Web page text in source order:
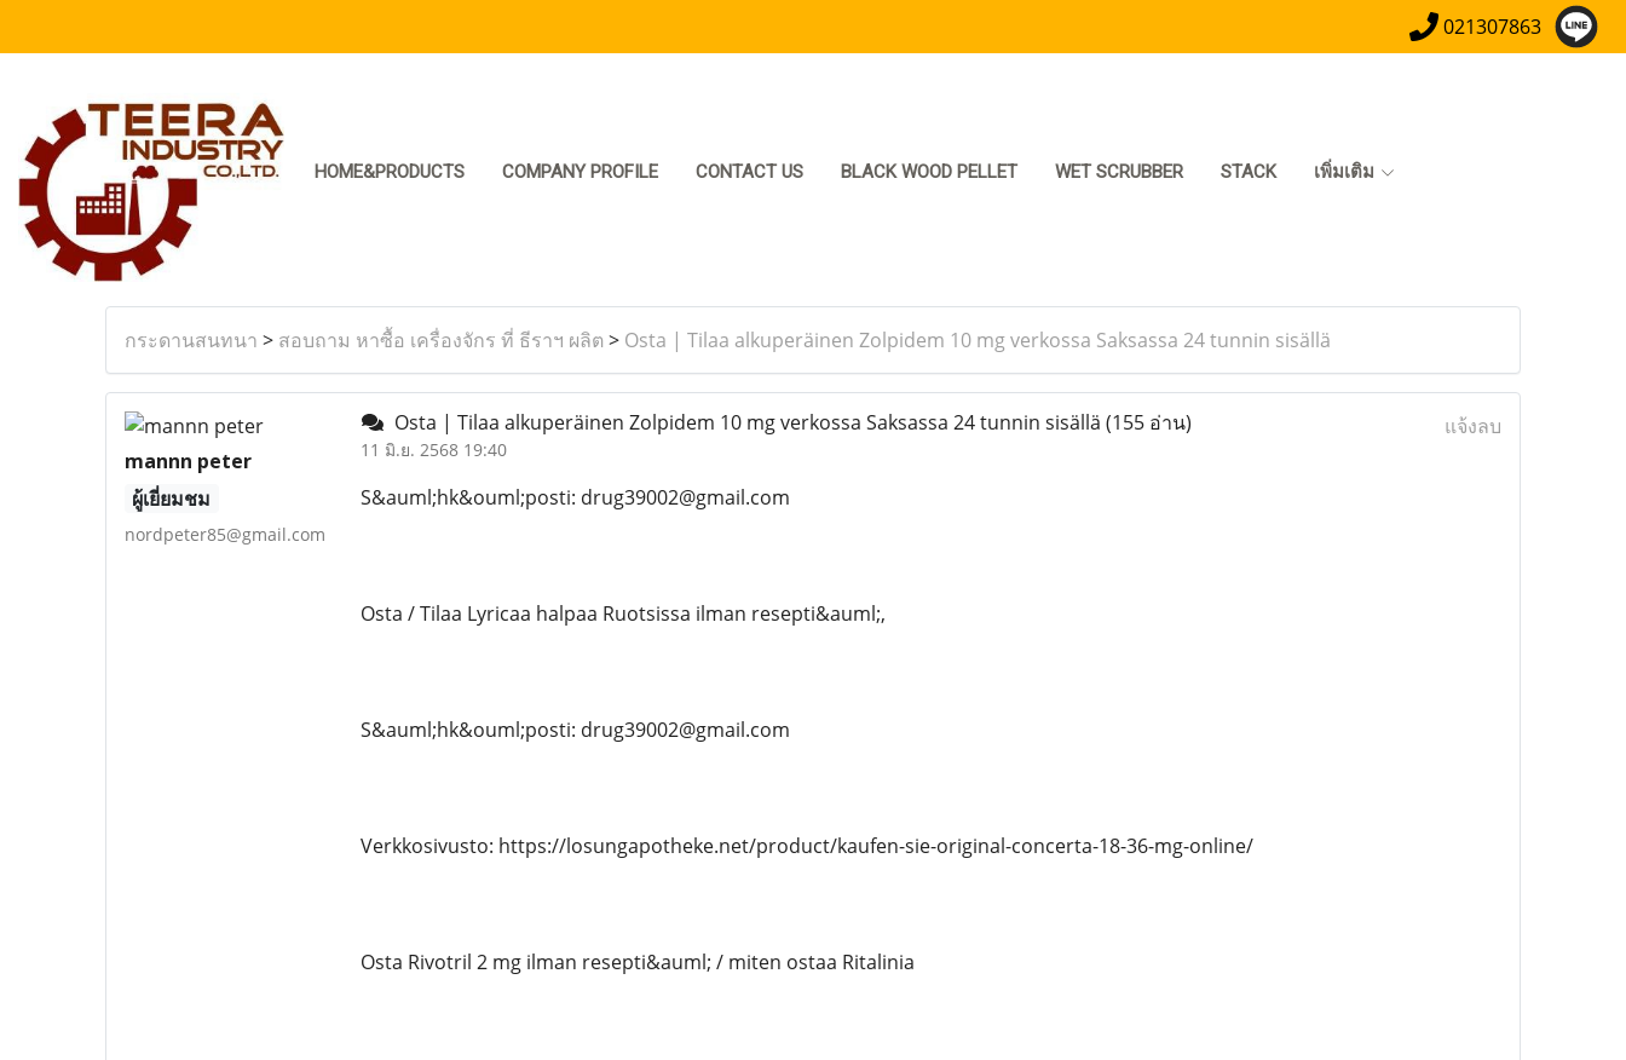
021307863
HOME&PRODUCTS COMPANY PROFILE CONTACT US BLACK WOOD PELLET WET SCRUBBER STACK เพิ่มเติม
กระดานสนทนา > สอบถาม หาซื้อ เครื่องจักร ที่ ธีราฯ ผลิต > Osta | Tilaa alkuperäinen Zolpidem 10 mg verkossa Saksassa 24 tunnin sisällä
mannn peter
ผู้เยี่ยมชม
nordpeter85@gmail.com
Osta | Tilaa alkuperäinen Zolpidem 10 mg verkossa Saksassa 24 tunnin sisällä (155 อ่าน)
11 มิ.ย. 2568 19:40
แจ้งลบ
S&auml;hk&ouml;posti: drug39002@gmail.com
Osta / Tilaa Lyricaa halpaa Ruotsissa ilman resepti&auml;,
S&auml;hk&ouml;posti: drug39002@gmail.com
Verkkosivusto: https://losungapotheke.net/product/kaufen-sie-original-concerta-18-36-mg-online/
Osta Rivotril 2 mg ilman resepti&auml; / miten ostaa Ritalinia